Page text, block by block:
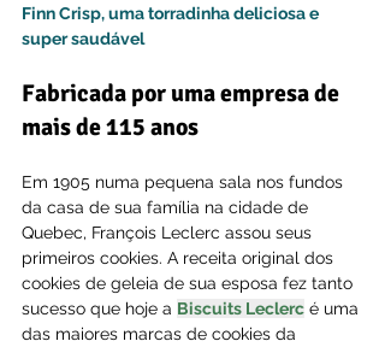
Finn Crisp, uma torradinha deliciosa e
super saudável
Fabricada por uma empresa de
mais de 115 anos
Em 1905 numa pequena sala nos fundos
da casa de sua família na cidade de
Quebec, François Leclerc assou seus
primeiros cookies. A receita original dos
cookies de geleia de sua esposa fez tanto
sucesso que hoje a Biscuits Leclerc é uma
das maiores marcas de cookies da